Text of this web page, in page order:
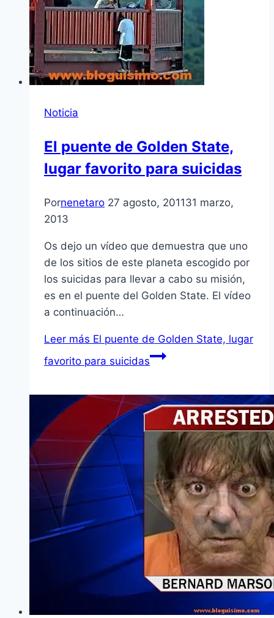
Noticia
El puente de Golden State,
lugar favorito para suicidas
Pornenetaro 27 agosto, 201131 marzo,
2013
Os dejo un ví­deo que demuestra que uno
de los sitios de este planeta escogido por
los suicidas para llevar a cabo su misión,
es en el puente del Golden State. El ví­deo
a continuación…
Leer más El puente de Golden State, lugar
favorito para suicidas